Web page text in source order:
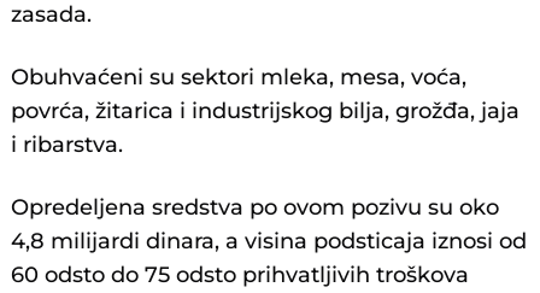
zasada.
Obuhvaćeni su sektori mleka, mesa, voća,
povrća, žitarica i industrijskog bilja, grožđa, jaja
i ribarstva.
Opredeljena sredstva po ovom pozivu su oko
4,8 milijardi dinara, a visina podsticaja iznosi od
60 odsto do 75 odsto prihvatljivih troškova